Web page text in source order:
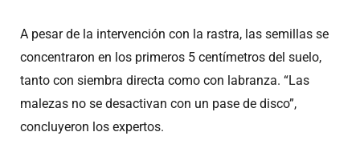
A pesar de la intervención con la rastra, las semillas se
concentraron en los primeros 5 centímetros del suelo,
tanto con siembra directa como con labranza. “Las
malezas no se desactivan con un pase de disco”,
concluyeron los expertos.